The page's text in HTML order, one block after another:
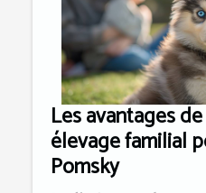
Les avantages
élevage familial
Pomsky